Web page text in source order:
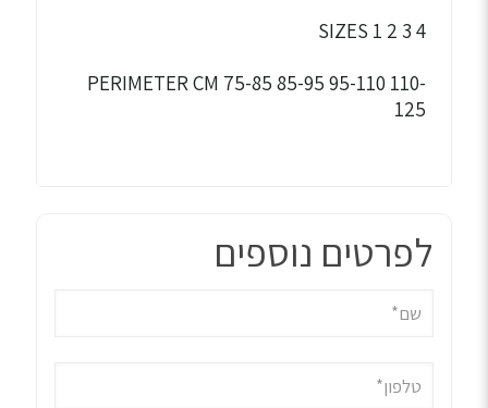
SIZES 1 2 3 4
PERIMETER CM 75-85 85-95 95-110 110-
125
לפרטים נוספים